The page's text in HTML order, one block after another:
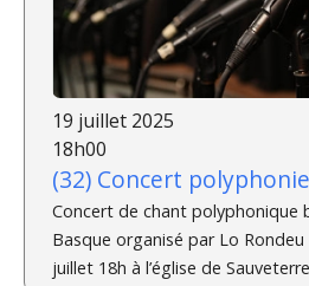
19 juillet 2025
18h00
(32) Concert
Concert de chant polyphonique
Basque organisé par Lo
juillet 18h à l’église de